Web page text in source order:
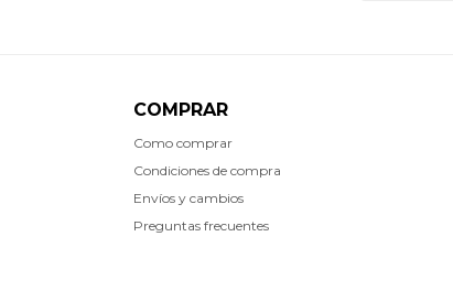
COMPRAR
Como comprar
Condiciones de compra
Envíos y cambios
Preguntas frecuentes